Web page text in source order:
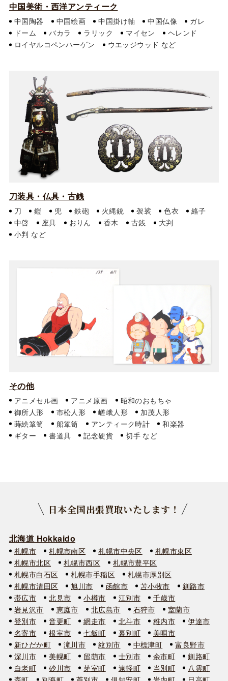
中国美術・西洋アンティーク
中国陶器 中国絵画 中国掛け軸 中国仏像
ガレ
ドーム
バカラ ラリック マイセン
ヘレンド
ロイヤルコペンハーゲン
ウエッジウッド
刀装具・仏具・古銭
刀 鎧 兜 鉄砲 火縄銃 袈裟 色衣
絡子
中啓
座具 おりん 香木 古銭
大判
小判
その他
アニメセル画 アニメ原画
昭和のおもちゃ
御所人形
市松人形 嵯峨人形
加茂人形
蒔絵箪笥
船箪笥 アンティーク時計
和楽器
ギター
書道具 記念硬貨 切手
日本全国出張買取いたします！
北海道 Hokkaido
札幌市 札幌市南区 札幌市中央区
札幌市東区
札幌市北区
札幌市西区
札幌市豊平区
札幌市白石区
札幌市手稲区
札幌市厚別区
札幌市清田区
旭川市 函館市 苫小牧市
釧路市
帯広市
北見市 小樽市 江別市
千歳市
岩見沢市
恵庭市 北広島市 石狩市
室蘭市
登別市
音更町 網走市 北斗市 稚内市
伊達市
名寄市
根室市 七飯町 幕別町
美唄市
新ひだか町
滝川市 紋別市 中標津町
富良野市
深川市
美幌町 留萌市 士別市 余市町
釧路町
白老町
砂川市 芽室町 遠軽町 当別町
八雲町